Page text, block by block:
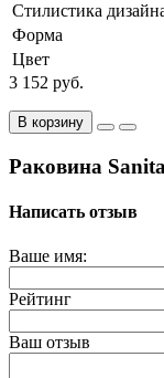
Стилистика
Форма
Цвет
3 152 руб.
В корзину
Раковина
Написать отзыв
Ваше имя:
Рейтинг
Ваш отзыв